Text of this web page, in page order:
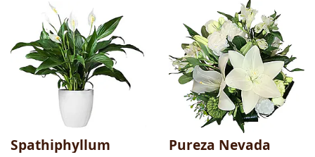
Spathiphyllum Pureza Nevada